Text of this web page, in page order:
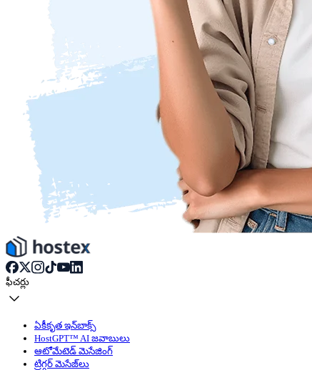
ఫీచర్లు
ఏకీకృత ఇన్‌బాక్స్
HostGPT™ AI జవాబులు
ఆటోమేటెడ్ మెసేజింగ్
ట్రిగ్గర్ మెసేజ్‌లు